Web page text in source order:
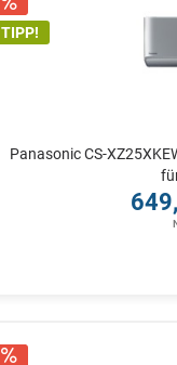
TIPP!
Panasonic CS-